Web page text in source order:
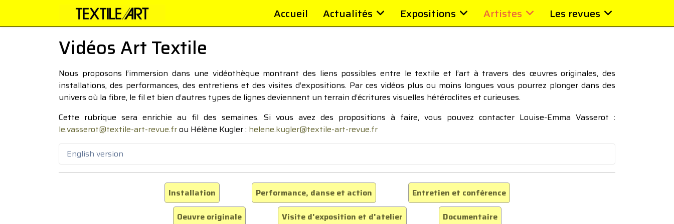
Accueil Actualités Expositions Artistes Les revues
Vidéos Art Textile
Nous proposons l’immersion dans une vidéothèque montrant des liens possibles entre le textile et l’art à travers des œuvres originales, des
installations, des performances, des entretiens et des visites d’expositions. Par ces vidéos plus ou moins longues vous pourrez plonger dans des
univers où la fibre, le fil et bien d’autres types de lignes deviennent un terrain d’écritures visuelles hétéroclites et curieuses.
Cette rubrique sera enrichie au fil des semaines. Si vous avez des propositions à faire, vous pouvez contacter Louise-Emma Vasserot :
le.vasserot@textile-art-revue.frou Hélène Kugler : helene.kugler@textile-art-revue.fr
English version
Installation Performance, danse et action
Entretien et conférence
Oeuvre originale
Visite d'exposition et d'atelier Documentaire